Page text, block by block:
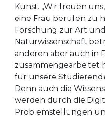
Kunst. „Wir freuen
eine Frau berufen zu
Forschung zur Art
Naturwissenschaft
anderen aber auch in
zusammengearbeitet
für unsere
Denn auch die
werden durch die
Problemstellungen